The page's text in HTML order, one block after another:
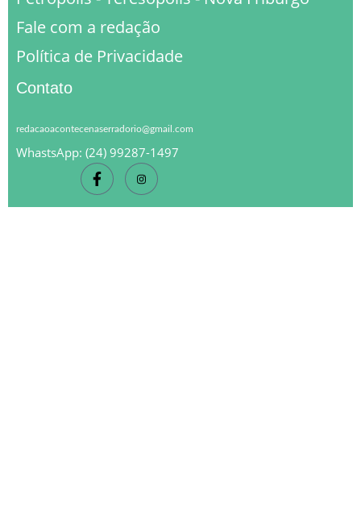
Fale com a redação
Política de Privacidade
Contato
redacaoacontecenaserradorio@gmail.com
WhastsApp: (24) 99287-1497